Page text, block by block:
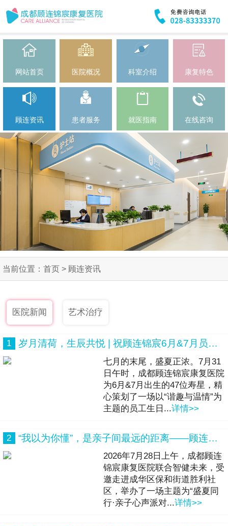
网站首页 医院概况 科室介绍 康复特色
顾连资讯 患者服务 就医指南 在线咨询
当前位置： 首页 > 顾连资讯
医院新闻 艺术治疗
1 岁月清荷，生辰共悦 | 祝顾连锦宸6月&7月员工生日快乐！
七月的末尾，盛夏正浓。7月31
日午时，成都顾连锦宸康复医院
为6月&7月出生的47位寿星，精
心策划了一场以“谐趣与温情”为
主题的员工生日...详情>>
2 “我以为你懂”，是亲子间最远的距离——顾连锦宸“盛夏同行·亲子心声派对”活动暖心回顾
2026年7月28日上午，成都顾连
锦宸康复医院联合智健未来，受
邀走进成华区保和街道胜利社
区，举办了一场主题为“盛夏同
行·亲子心声派对...详情>>